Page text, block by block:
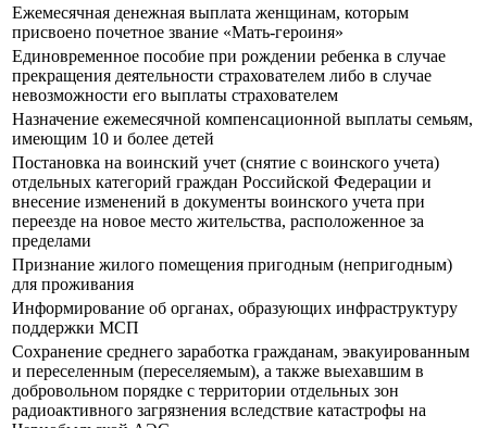
Ежемесячная денежная выплата женщинам, которым
присвоено почетное звание «Мать-героиня»
Единовременное пособие при рождении ребенка в случае
прекращения деятельности страхователем либо в случае
невозможности его выплаты страхователем
Назначение ежемесячной компенсационной выплаты семьям,
имеющим 10 и более детей
Постановка на воинский учет (снятие с воинского учета)
отдельных категорий граждан Российской Федерации и
внесение изменений в документы воинского учета при
переезде на новое место жительства, расположенное за
пределами
Признание жилого помещения пригодным (непригодным)
для проживания
Информирование об органах, образующих инфраструктуру
поддержки МСП
Сохранение среднего заработка гражданам, эвакуированным
и переселенным (переселяемым), а также выехавшим в
добровольном порядке с территории отдельных зон
радиоактивного загрязнения вследствие катастрофы на